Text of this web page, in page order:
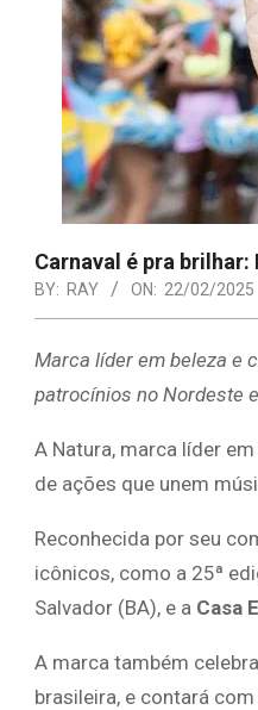
Carnaval é pra
BY: RAY ON: 22/02/2025
Marca líder em beleza e
patrocínios no Nordeste
A Natura, marca líder
de ações que unem
Reconhecida por seu
icônicos, como a 25ª
Salvador (BA), e a Casa
A marca também
brasileira, e contará